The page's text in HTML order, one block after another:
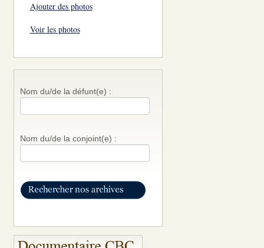
Ajouter des photos
Voir les photos
Nom du/de la défunt(e) :
Nom du/de la conjoint(e) :